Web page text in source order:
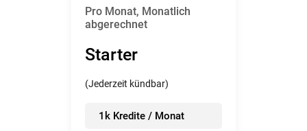
Pro Monat, Monatlich
abgerechnet
Starter
(Jederzeit kündbar)
1k Kredite / Monat